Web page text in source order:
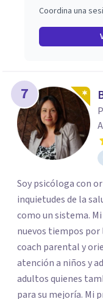
Coordina una
7
Soy psicóloga con
inquietudes de la
como un sistema.
nuevos tiempos por
coach parental y
atención a niños y
adultos quienes
para su mejoría. Mi